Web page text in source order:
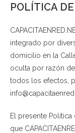
Saltar
contenido
POLÍTICA
integrado por
domicilio en la
oculta por razón
todos los efectos,
El presente
que